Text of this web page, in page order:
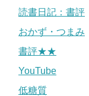
読書日記：書評
おかず・つまみ
書評★★
YouTube
低糖質